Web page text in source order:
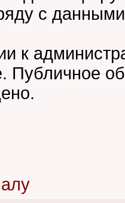
с
к
Публичное